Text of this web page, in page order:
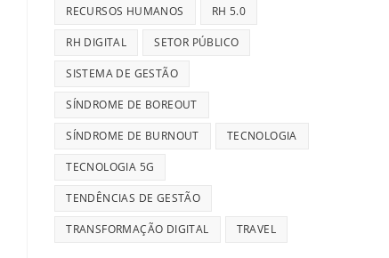
RECURSOS HUMANOS RH 5.0
RH DIGITAL SETOR PÚBLICO
SISTEMA DE GESTÃO
SÍNDROME DE BOREOUT
SÍNDROME DE BURNOUT TECNOLOGIA
TECNOLOGIA 5G
TENDÊNCIAS DE GESTÃO
TRANSFORMAÇÃO DIGITAL TRAVEL